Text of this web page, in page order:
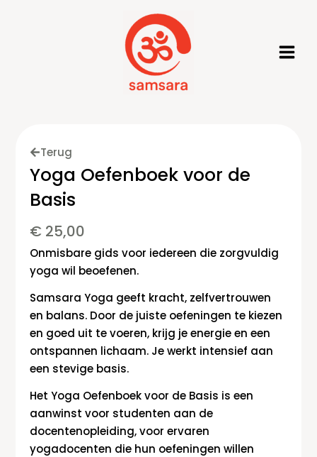
Terug
Yoga Oefenboek voor de
Basis
€ 25,00
Onmisbare gids voor iedereen die zorgvuldig
yoga wil beoefenen.
Samsara Yoga geeft kracht, zelfvertrouwen
en balans. Door de juiste oefeningen te kiezen
en goed uit te voeren, krijg je energie en een
ontspannen lichaam. Je werkt intensief aan
een stevige basis.
Het Yoga Oefenboek voor de Basis is een
aanwinst voor studenten aan de
docentenopleiding, voor ervaren
yogadocenten die hun oefeningen willen